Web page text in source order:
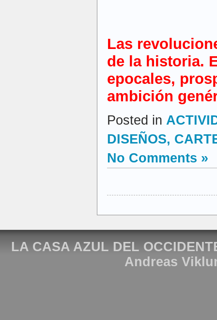
Las
de la historia.
epocales,
ambición
Posted in
DISEÑOS,
No Comments »
LA CASA AZUL DEL
Andreas